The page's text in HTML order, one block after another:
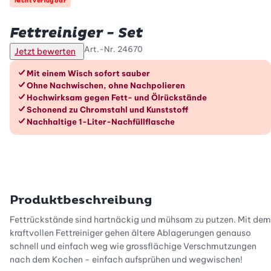
Fettreiniger - Set
Jetzt bewerten Art.-Nr. 24670
Die Vorteile im Überblick
Mit einem Wisch sofort sauber
Ohne Nachwischen, ohne Nachpolieren
Hochwirksam gegen Fett- und Ölrückstände
Schonend zu Chromstahl und Kunststoff
Nachhaltige 1-Liter-Nachfüllflasche
Produktbeschreibung
Fettrückstände sind hartnäckig und mühsam zu putzen. Mit dem
kraftvollen Fettreiniger gehen ältere Ablagerungen genauso
schnell und einfach weg wie grossflächige Verschmutzungen
nach dem Kochen - einfach aufsprühen und wegwischen!